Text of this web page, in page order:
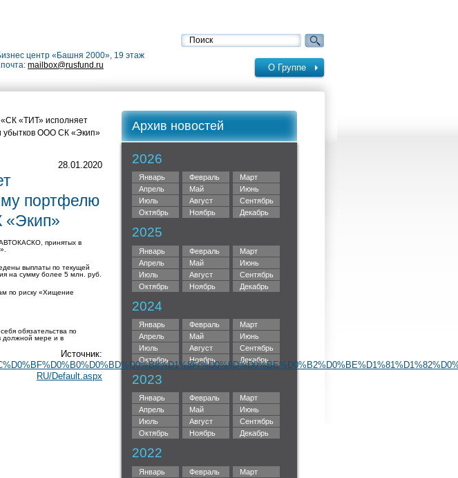
центр «Башня 2000», 19 этаж
mailbox@rusfund.ru О Группе
Архив новостей
2026
Январь Февраль
Март
Апрель
Май
Июнь
Июль
Август
Сентябрь
Октябрь
Ноябрь Декабрь
2025
Январь Февраль
Март
Апрель
Май
Июнь
Июль
Август
Сентябрь
Октябрь
Ноябрь Декабрь
2024
Январь Февраль
Март
Апрель
Май
Июнь
Июль
Август
Сентябрь
Октябрь
Ноябрь Декабрь
2023
Январь Февраль
Март
Апрель
Май
Июнь
Июль
Август
Сентябрь
Октябрь
Ноябрь Декабрь
2022
Январь Февраль
Март
«ТИТ» исполняет
убытков ООО СК «Экип»
28.01.2020
портфелю
«Экип»
принятых в
выплаты по текущей
на сумму более 5 млн. руб.
по риску «Хищение
обязательства по
должной мере и в
Источник:
RU/Default.aspx